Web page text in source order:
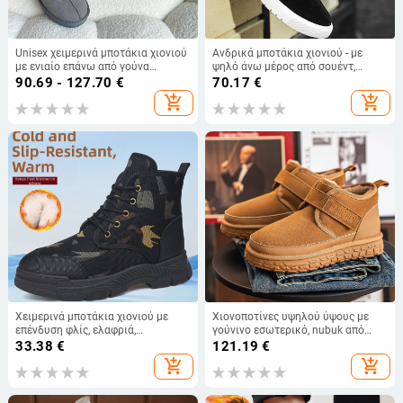
Unisex χειμερινά μποτάκια χιονιού
με ενιαίο επάνω από γούνα
προβάτου, σόλα από τένοντα
βοδιού, χειροποίητες ραφές,
διαπνέοντα, αντιολισθητικά
90.69 - 127.70 €
add_shopping_cart
Ανδρικά μποτάκια χιονιού - με
ψηλό άνω μέρος από σουέντ,
επένδυση φλίς, αντιολισθητική
σόλα από καουτσούκ, χαμηλό
φαρδύ τακούνι
70.17 €
add_shopping_cart
Χειμερινά μποτάκια χιονιού με
επένδυση φλίς, ελαφριά,
αντιολισθητική εξωτερική σόλα,
καμουφλαρισμένο μοτίβο, για
άνδρες
33.38 €
add_shopping_cart
Χιονοποτίνες υψηλού ύψους με
γούνινο εσωτερικό, nubuk από
δέρμα βοοειδών, εξωτερική σόλα
καουτσούκ με αντιολισθητική,
φαρδιά παχιά σόλα, στρογγυλή
121.19 €
add_shopping_cart